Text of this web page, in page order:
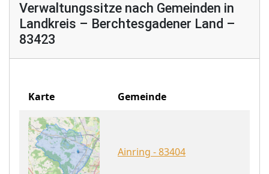
Verwaltungssitze nach Gemeinden in
Landkreis – Berchtesgadener Land –
83423
Karte Gemeinde
Ainring - 83404